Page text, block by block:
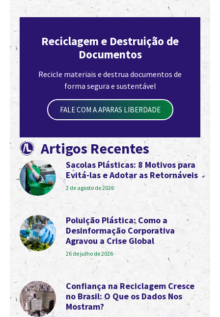
Reciclagem e Destruição de
Documentos
Recicle materiais e destrua documentos de
forma segura e sustentável
FALE COM A APARAS LIBERDADE
Artigos Recentes
Sacolas Plásticas: 8 Motivos para
Evitá-las e Adotar as Retornáveis
2 de agosto de 2026
Poluição Plástica: Como a
Desinformação Corporativa
Agravou a Crise Global
26 de julho de 2026
Confiança na Reciclagem Cresce
no Brasil: O Que os Dados Nos
Mostram?